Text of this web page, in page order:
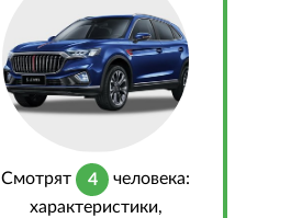
Cмотрят 4
человека:
характеристики,